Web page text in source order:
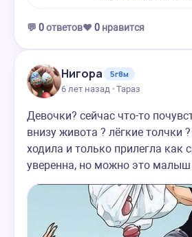
💬 0ответов❤️ 0 нравится
Нигора
5г8м
6 лет назад · Тараз
Девочки? сейчас что-то
внизу живота ? лёгкие толчки
ходила и только прилегла как
уверенна, но можно это